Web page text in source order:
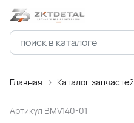
Главная Каталог запчастей
Артикул BMV140-01